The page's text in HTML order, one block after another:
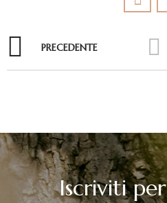
PRECEDENTE
Iscriviti